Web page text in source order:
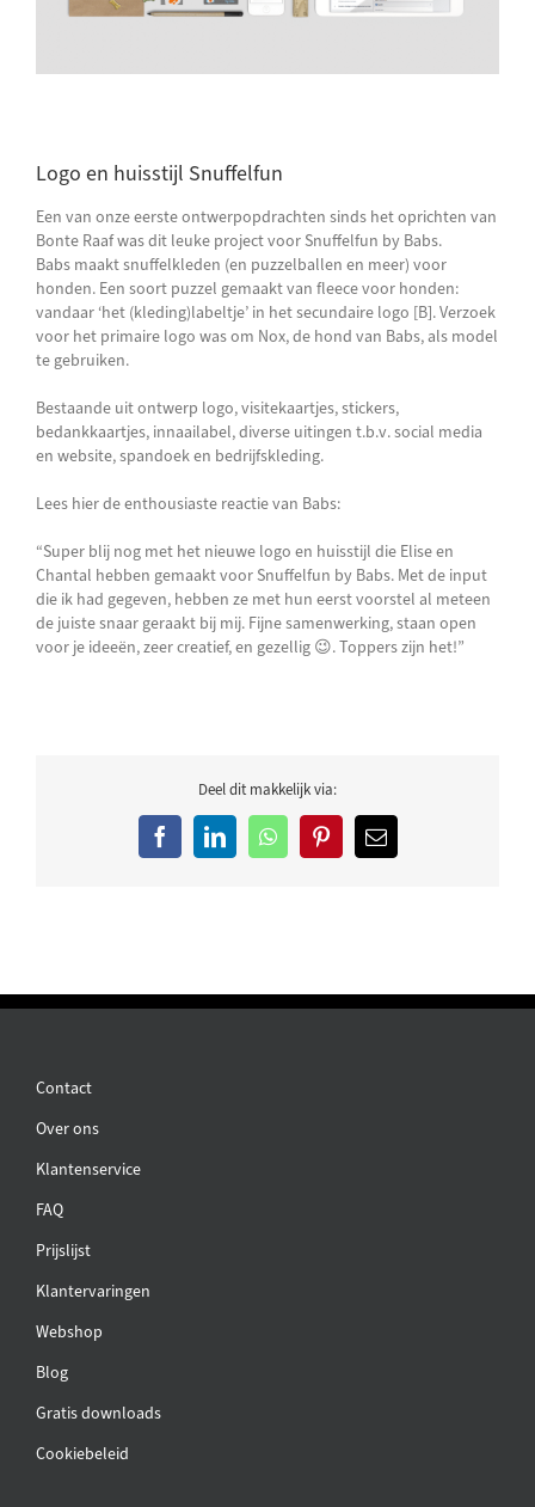
Logo en huisstijl Snuffelfun
Een van onze eerste ontwerpopdrachten sinds het oprichten van
Bonte Raaf was dit leuke project voor Snuffelfun by Babs.
Babs maakt snuffelkleden (en puzzelballen en meer) voor
honden. Een soort puzzel gemaakt van fleece voor honden:
vandaar ‘het (kleding)labeltje’ in het secundaire logo [B]. Verzoek
voor het primaire logo was om Nox, de hond van Babs, als model
te gebruiken.
Bestaande uit ontwerp logo, visitekaartjes, stickers,
bedankkaartjes, innaailabel, diverse uitingen t.b.v. social media
en website, spandoek en bedrijfskleding.
Lees hier de enthousiaste reactie van Babs:
“Super blij nog met het nieuwe logo en huisstijl die Elise en
Chantal hebben gemaakt voor Snuffelfun by Babs. Met de input
die ik had gegeven, hebben ze met hun eerst voorstel al meteen
de juiste snaar geraakt bij mij. Fijne samenwerking, staan open
voor je ideeën, zeer creatief, en gezellig 😉. Toppers zijn het!”
Deel dit makkelijk via:
FacebookLinkedInWhatsAppPinterest
E-
Contact
Over ons
Klantenservice
FAQ
Prijslijst
Klantervaringen
Webshop
Blog
Gratis downloads
Cookiebeleid